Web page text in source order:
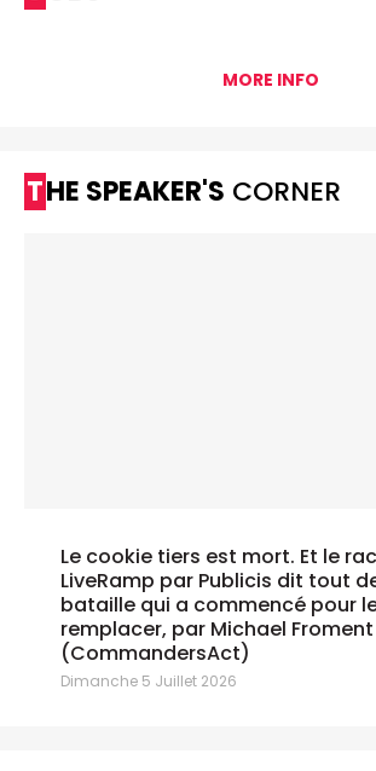
MORE INFO
THE SPEAKER'S CORNER
Le cookie tiers est mort. Et le
LiveRamp par Publicis dit tout
bataille qui a commencé pour
remplacer, par Michael Froment
(CommandersAct)
Dimanche 5 Juillet 2026